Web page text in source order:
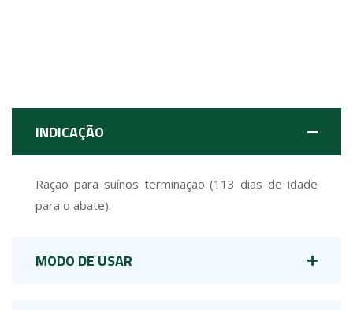
INDICAÇÃO
Ração para suínos terminação (113 dias de idade
para o abate).
MODO DE USAR